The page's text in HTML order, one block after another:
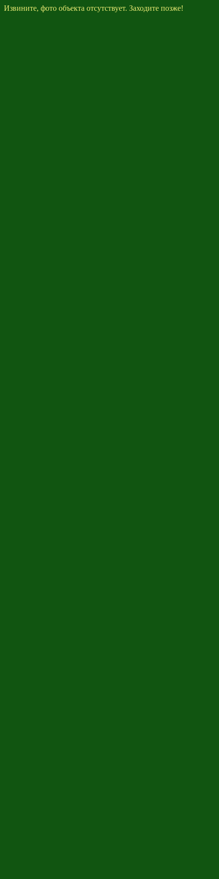
Извините, фото объекта отсутствует. Заходите позже!